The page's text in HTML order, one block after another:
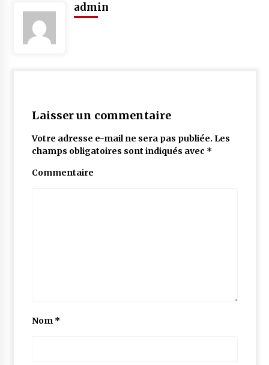
admin
Laisser un commentaire
Votre adresse e-mail ne sera pas publiée. Les
champs obligatoires sont indiqués avec *
Commentaire
Nom *